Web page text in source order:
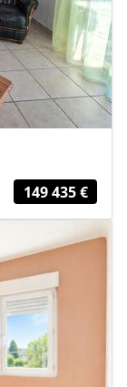
149 435 €